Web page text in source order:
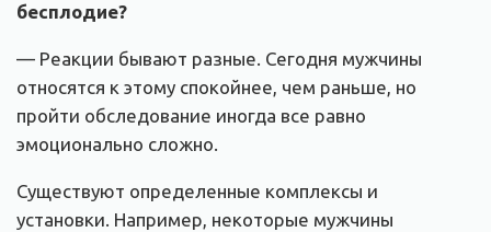
бесплодие?
— Реакции бывают разные. Сегодня мужчины
относятся к этому спокойнее, чем раньше, но
пройти обследование иногда все равно
эмоционально сложно.
Существуют определенные комплексы и
установки. Например, некоторые мужчины